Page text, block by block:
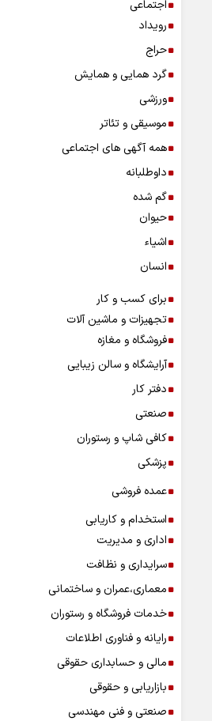
اجتماعی
رویداد
حراج
گرد همایی و همایش
ورزشی
موسیقی و تئاتر
همه آگهی های اجتماعی
داوطلبانه
گم شده
حیوان
اشیاء
انسان
برای کسب و کار
تجهیزات و ماشین آلات
فروشگاه و مغازه
آرایشگاه و سالن زیبایی
دفتر کار
صنعتی
کافی شاپ و رستوران
پزشکی
عمده فروشی
استخدام و کاریابی
اداری و مدیریت
سرایداری و نظافت
معماری،عمران و ساختمانی
خدمات فروشگاه و رستوران
رایانه و فناوری اطلاعات
مالی و حسابداری حقوقی
بازاریابی و حقوقی
صنعتی و فنی مهندسی